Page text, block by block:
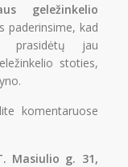
geležinkelio
paderinsime, kad
prasidėtų jau
stoties,
komentaruose
Masiulio g. 31,